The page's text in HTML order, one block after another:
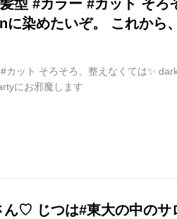
型 #カラー #カット そろ
染めたいぞ。 これから
ット そろそろ、整えなくては✨
にお邪魔します
♡ じつは#東大の中のサ